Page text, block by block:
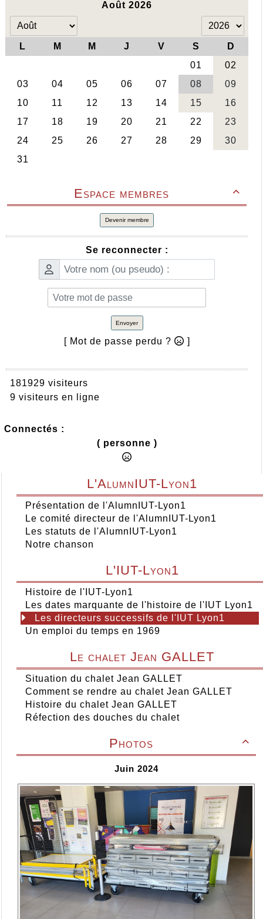

Espace membres
Devenir membre
Se reconnecter :
Envoyer
[ Mot de passe perdu ? ]
181929 visiteurs
9 visiteurs en ligne
Connectés :
( personne )
L'AlumnIUT-Lyon1
Présentation de l'AlumnIUT-Lyon1
Le comité directeur de l'AlumnIUT-Lyon1
Les statuts de l'AlumnIUT-Lyon1
Notre chanson
L'IUT-Lyon1
Histoire de l'IUT-Lyon1
Les dates marquante de l'histoire de l'IUT Lyon1
Les directeurs successifs de l'IUT Lyon1
Un emploi du temps en 1969
Le chalet Jean GALLET
Situation du chalet Jean GALLET
Comment se rendre au chalet Jean GALLET
Histoire du chalet Jean GALLET
Réfection des douches du chalet

Photos
Juin 2024